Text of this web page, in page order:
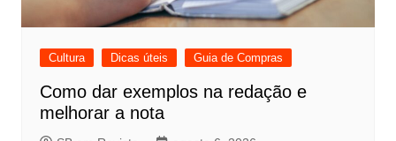
Cultura Dicas úteis Guia de Compras
Como dar exemplos na redação e
melhorar a nota